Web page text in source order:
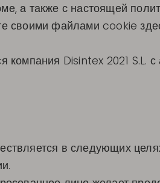
а также с настоящей
своими файлами cookie
компания Disintex 2021
в следующих